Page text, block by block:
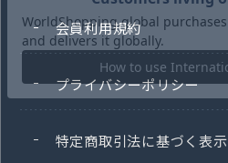
会員利用規約
プライバシーポリシー
特定商取引法に基づく表示